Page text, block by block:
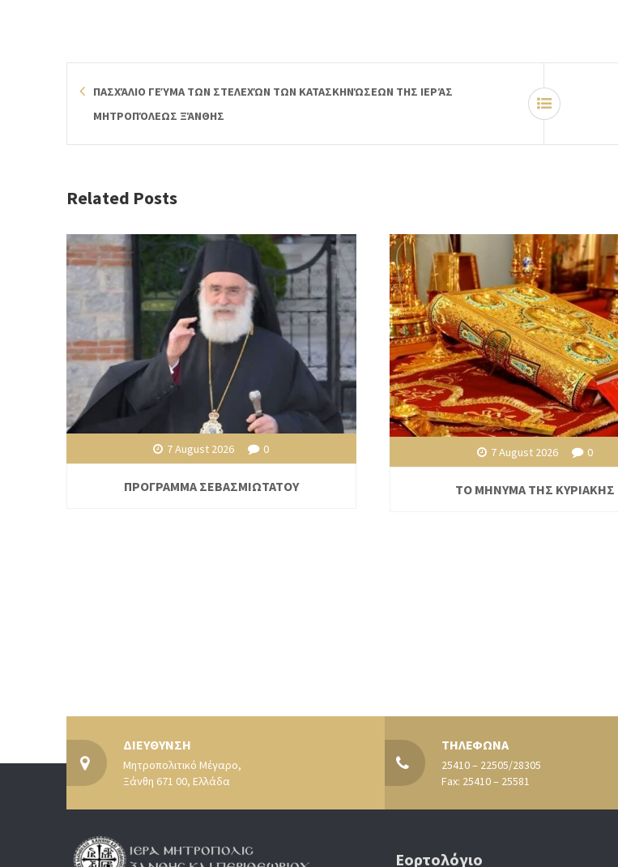
ΠΑΣΧΆΛΙΟ ΓΕΎΜΑ ΤΩΝ ΣΤΕΛΕΧΏΝ ΤΩΝ ΚΑΤΑΣΚΗΝΏΣΕΩΝ ΤΗΣ ΙΕΡΆΣ
ΜΗΤΡΟΠΌΛΕΩΣ ΞΆΝΘΗΣ
Related Posts
7 August 2026 0
ΠΡΟΓΡΑΜΜΑ ΣΕΒΑΣΜΙΩΤΑΤΟΥ
7 August 2026 0
ΤΟ ΜΗΝΥΜΑ ΤΗΣ ΚΥΡΙΑΚΗΣ
ΔΙΕΥΘΥΝΣΗ
Μητροπολιτικό Μέγαρο,
Ξάνθη 671 00, Ελλάδα
ΤΗΛΕΦΩΝΑ
25410 – 22505/28305
Fax: 25410 – 25581
Εορτολόγιο